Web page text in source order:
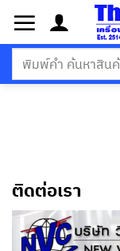
ยัง
เนื้อหา
ค้นหา:
ติดต่อเรา